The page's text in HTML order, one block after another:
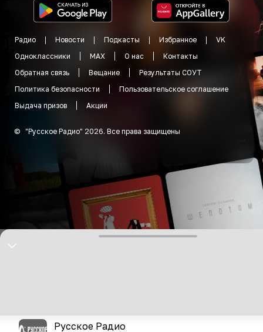
Радио Новости Подкасты Избранное
VK
Одноклассники
MAX О нас
Контакты
Обратная связь
Вещание
Результаты СОУТ
Политика безопасности
Пользовательское соглашение
Выдача призов
Акции
© "Русское Радио" 2026. Все права защищены
Русское Радио